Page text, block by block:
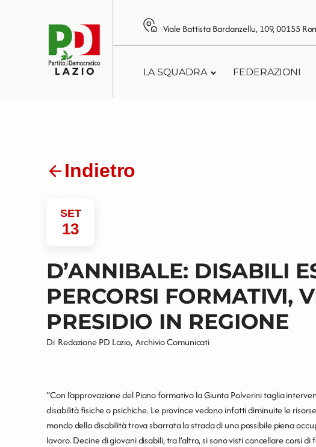
Viale Battista Bardanzellu, 109, 00155
LA SQUADRA FEDERAZIONI
Indietro
SET
13
D’ANNIBALE: DISABILI
PERCORSI FORMATIVI,
PRESIDIO IN REGIONE
Di Redazione PD Lazio, Archivio Comunicati
“Con l’approvazione del Piano formativo la Giunta Polverini taglia
disabilità fisiche o psichiche. Le province vedono infatti diminuite le
mondo della disabilità trova sbarrata la strada di una possibile piena
lavoro. Decine di giovani disabili, tra l’altro, si sono visti cancellare corsi